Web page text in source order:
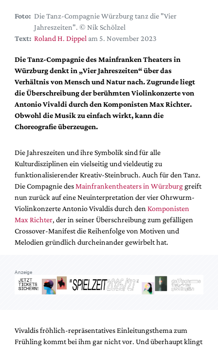
Hefte
Alle Hefte
Leseproben
Podcast
Service
Shop / Abo
Newsletter
Redaktion
Autor:innen
Partner
Mediadaten
Suche
Foto: Die Tanz-Compagnie Würzburg tanz die "Vier
Jahreszeiten". © Nik Schölzel
Text: Roland H. Dippel am 5. November 2023
Die Tanz-Compagnie des Mainfranken Theaters in
Würzburg denkt in „Vier Jahreszeiten“ über das
Verhältnis von Mensch und Natur nach. Zugrunde liegt
die Überschreibung der berühmten Violinkonzerte von
Antonio Vivaldi durch den Komponisten Max Richter.
Obwohl die Musik zu einfach wirkt, kann die
Choreografie überzeugen.
Die Jahreszeiten und ihre Symbolik sind für alle
Kulturdisziplinen ein vielseitig und vieldeutig zu
funktionalisierender Kreativ-Steinbruch. Auch für den Tanz.
Die Compagnie des Mainfrankentheaters in Würzburg greift
nun zurück auf eine Neuinterpretation der vier Ohrwurm-
Violinkonzerte Antonio Vivaldis durch den Komponisten
Max Richter, der in seiner Überschreibung zum gefälligen
Crossover-Manifest die Reihenfolge von Motiven und
Melodien gründlich durcheinander gewirbelt hat.
Anzeige
Vivaldis fröhlich-repräsentatives Einleitungsthema zum
Frühling kommt bei ihm gar nicht vor. Und überhaupt klingt